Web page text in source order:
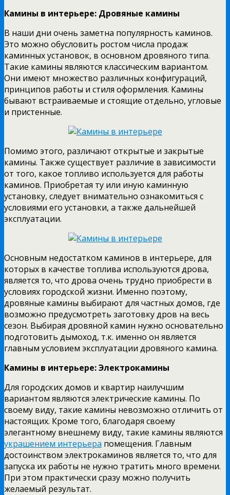
Камины в интерьере: Дровяные камины
В наши дни очень заметна популярность каминов.
Это можно обусловить ростом числа продаж
каминных установок, в основном дровяного типа.
Такие камины являются классическим вариантом.
Они имеют множество различных конфигураций,
принципов работы и стиля оформления. Камины
бывают встраиваемые и стоящие отдельно, угловые
и пристенные.
Помимо этого, различают открытые и закрытые
камины. Также существует различие в зависимости
от того, какое топливо используется для работы
каминов. Приобретая ту или иную каминную
установку, следует внимательно ознакомиться с
условиями его установки, а также дальнейшей
эксплуатации.
Основным недостатком каминов в интерьере, для
которых в качестве топлива используются дрова,
является то, что дрова очень трудно приобрести в
условиях городской жизни. Именно поэтому,
дровяные камины выбирают для частных домов, где
возможно предусмотреть заготовку дров на весь
сезон. Выбирая дровяной камин нужно основательно
подготовить дымоход, т.к. именно он является
главным условием эксплуатации дровяного камина.
Камины в интерьере: Электрокамины
Для городских домов и квартир наилучшим
вариантом являются электрические камины. По
своему виду, такие камины невозможно отличить от
настоящих. Кроме того, благодаря своему
элегантному внешнему виду, такие камины являются
украшением интерьера помещения. Главным
достоинством электрокаминов является то, что для
запуска их работы не нужно тратить много времени.
При этом практически сразу можно получить
желаемый результат.